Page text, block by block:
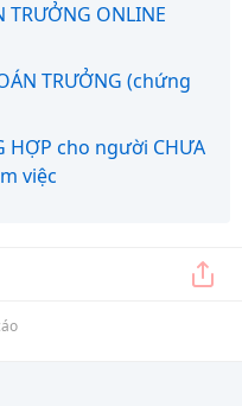
TRƯỞNG ONLINE
TRƯỞNG (chứng
HỢP cho người CHƯA
việc